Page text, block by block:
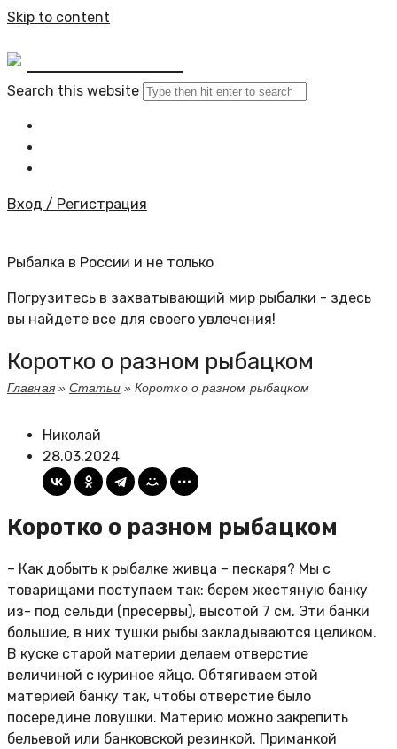
Skip to content
Search this website
Вход / Регистрация
Рыбалка в России и не только
Погрузитесь в захватывающий мир рыбалки - здесь
вы найдете все для своего увлечения!
Коротко о разном рыбацком
Главная»Статьи» Коротко о разном рыбацком
Николай
28.03.2024
Коротко о разном рыбацком
– Как добыть к рыбалке живца – пескаря? Мы с
товарищами поступаем так: берем жестяную банку
из- под сельди (пресервы), высотой 7 см. Эти банки
большие, в них тушки рыбы закладываются целиком.
В куске старой материи делаем отверстие
величиной с куриное яйцо. Обтягиваем этой
материей банку так, чтобы отверстие было
посередине ловушки. Материю можно закрепить
бельевой или банковской резинкой. Приманкой